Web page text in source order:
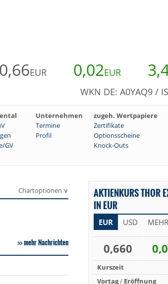
0,66EUR 0,02EUR
WKN DE: A0YAQ9 /
Unternehmen zugeh. Wertpapiere
Termine Zertifikate
Profil Optionsscheine
GV
Knock-Outs
Chartoptionen ∨
mehr Nachrichten
AKTIENKURS THOR
IN EUR
EUR USD MEHR
0,660
Kurszeit
Vortag/ Eröffnung